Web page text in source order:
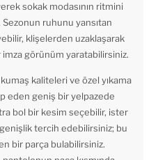
sokak modasının ritmini
Sezonun ruhunu yansıtan
klişelerden uzaklaşarak
görünüm yaratabilirsiniz.
kaliteleri ve özel yıkama
eden geniş bir yelpazede
bol bir kesim seçebilir, ister
tercih edebilirsiniz; bu
bir parça bulabilirsiniz.